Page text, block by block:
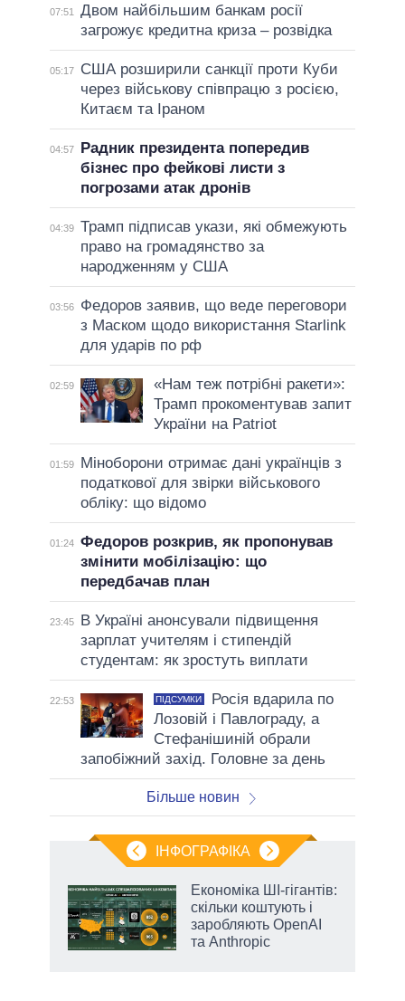
07:51
Двом найбільшим банкам росії
загрожує кредитна криза – розвідка
05:17
США розширили санкції проти Куби
через військову співпрацю з росією,
Китаєм та Іраном
04:57
Радник президента попередив
бізнес про фейкові листи з
погрозами атак дронів
04:39 Трамп підписав укази, які обмежують
право на громадянство за
народженням у США
03:56
Федоров заявив, що веде переговори
з Маском щодо використання Starlink
для ударів по рф
02:59
«Нам теж потрібні ракети»:
Трамп прокоментував запит
України на Patriot
01:59
Міноборони отримає дані українців з
податкової для звірки військового
обліку: що відомо
01:24 Федоров розкрив, як пропонував
змінити мобілізацію: що
передбачав план
23:45
В Україні анонсували підвищення
зарплат учителям і стипендій
студентам: як зростуть виплати
22:53 ПІДСУМКИ
Росія вдарила по
Лозовій і Павлограду, а
Стефанішиній обрали
запобіжний захід. Головне за день
Більше новин
ІНФОГРАФІКА
Економіка ШІ-гігантів:
скільки коштують і
заробляють OpenAI
та Anthropic